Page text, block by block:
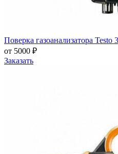
Поверка газоанализатора Testo
от 5000 ₽
Заказать